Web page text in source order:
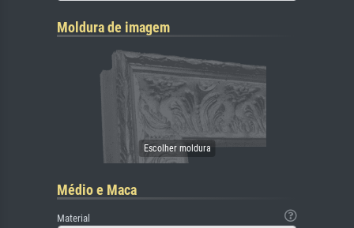
Moldura de imagem
Médio e Maca
Material